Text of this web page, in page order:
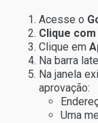
Acesse o
Clique
Clique em
Na barra
Na janela
aprovação:
Uma